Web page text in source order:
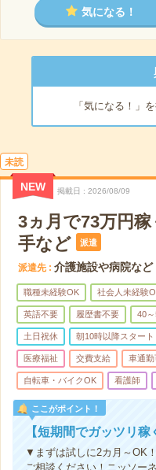
気になる！
「気になる！」
未読
NEW 掲載日 2026/08/09
3ヵ月で73万円
手など
派遣
派遣先 介護施設や病院な
職種未経験OK 社会人未経験
英語不要 履歴書不要 40
土日祝休 朝10時以降スタート
医療福祉 交費支給 車通勤
自転車・バイクOK 看護師
ここがポイント！
【短期間でガッツリ
▼まずは試しに2カ月～OK
ご相談ください！ニッソー